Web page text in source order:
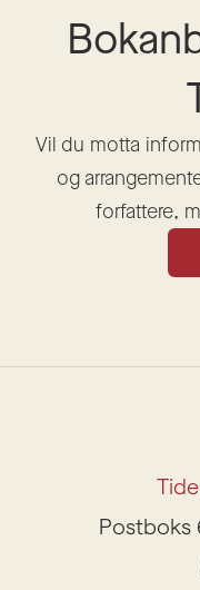
Vil du motta
og
forfattere,
Postboks